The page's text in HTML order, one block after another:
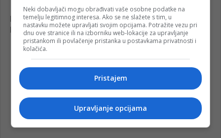
Neki dobavljači mogu obrađivati vaše osobne podatke na
temelju legitimnog interesa. Ako se ne slažete s tim, u
nastavku možete upravljati svojim opcijama. Potražite vezu pri
dnu ove stranice ili na izborniku web-lokacije za upravljanje
pristankom ili povlačenje pristanka u postavkama privatnosti i
kolačića.
Pristajem
Upravljanje opcijama